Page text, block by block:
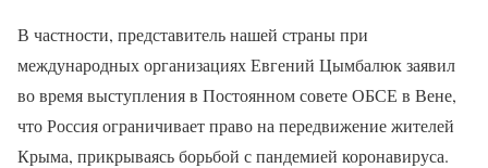
В частности, представитель нашей страны при
международных организациях Евгений Цымбалюк заявил
во время выступления в Постоянном совете ОБСЕ в Вене,
что Россия ограничивает право на передвижение жителей
Крыма, прикрываясь борьбой с пандемией коронавируса.